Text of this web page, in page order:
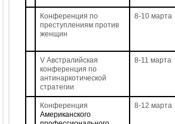
Конференция по
преступлениям против
женщин
8-10 марта
V Австралийская
конференция по
антинаркотической
стратегии
8-11 марта
Конференция
Американского
8-12 марта